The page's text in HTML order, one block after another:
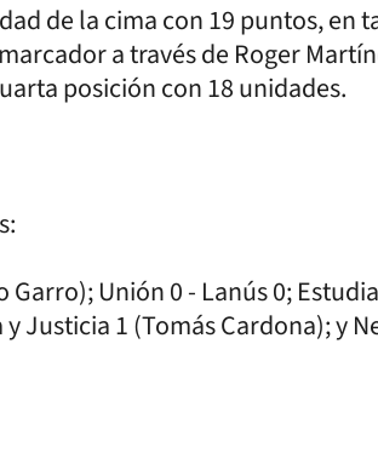
de la cima con 19 puntos, en
a través de Roger
posición con 18 unidades.
Unión 0 - Lanús 0;
Justicia 1 (Tomás Cardona); y